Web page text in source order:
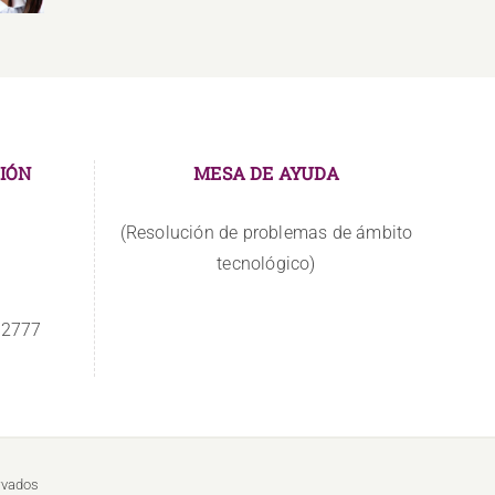
MESA DE AYUDA
(Resolución de problemas de ámbito
tecnológico)